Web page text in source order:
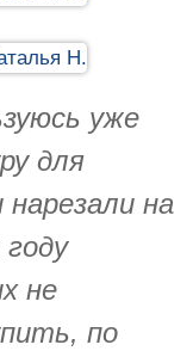
уже
для
на
не
по